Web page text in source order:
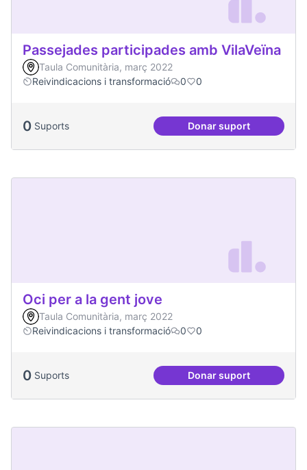
Passejades participades amb VilaVeïna
Taula Comunitària, març 2022
Reivindicacions i transformació
0 0
0 Suports Donar suport
Passejades
Oci per a la gent jove
Taula Comunitària, març 2022
Reivindicacions i transformació
0 0
0 Suports Donar suportOci per a la gent